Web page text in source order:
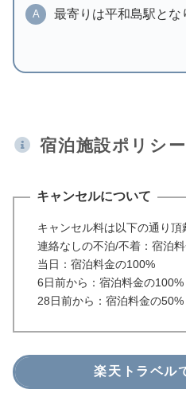
A 最寄りは平和島駅とな
宿泊施設ポリシー
キャンセルについて
キャンセル料は以下の通り頂
連絡なしの不泊/不着：宿泊
当日：宿泊料金の100%
6日前から：宿泊料金の100%
28日前から：宿泊料金の50%
楽天トラベル